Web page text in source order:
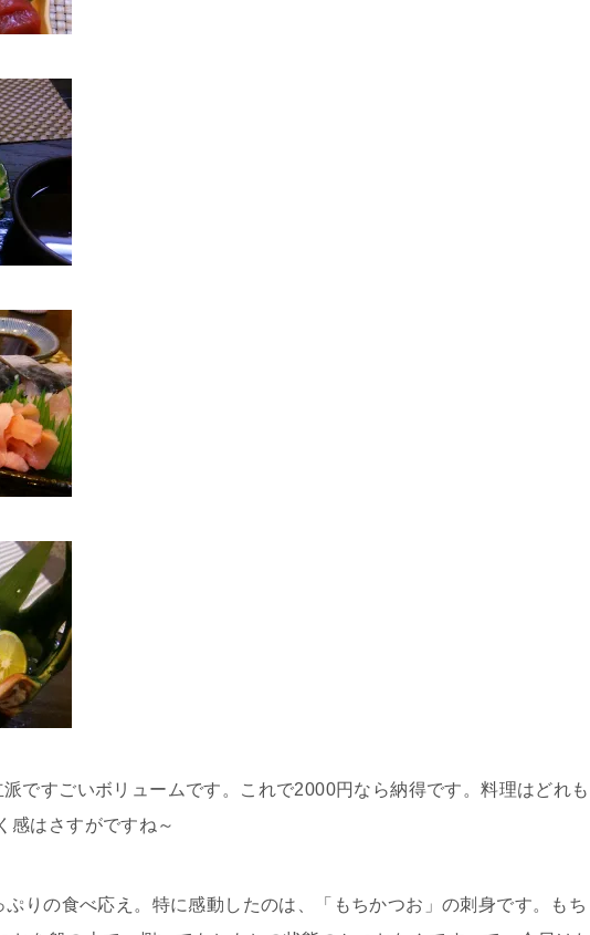
派ですごいボリュームです。これで2000円なら納得です。料理はどれも
感はさすがですね～
りの食べ応え。特に感動したのは、「もちかつお」の刺身です。もち